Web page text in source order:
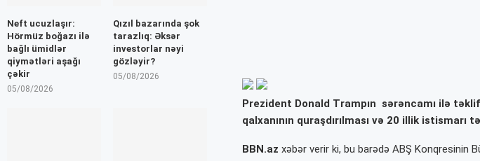
Prezident Donald Trampın sərəncamı ilə
qalxanının quraşdırılması və 20 illik
BBN.az xəbər verir ki, bu barədə ABŞ Konqresinin
Neft ucuzlaşır:
Hörmüz boğazı ilə
bağlı ümidlər
qiymətləri aşağı
çəkir
05/08/2026
Qızıl bazarında şok
tarazlıq: Əksər
investorlar nəyi
gözləyir?
05/08/2026